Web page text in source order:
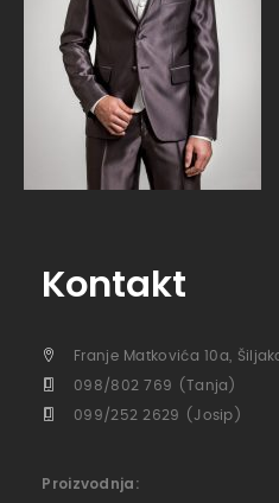
Kontakt
Franje Matkovića 10a,
098/802 769 (Tanja)
099/252 2629 (Josip)
Proizvodnja: